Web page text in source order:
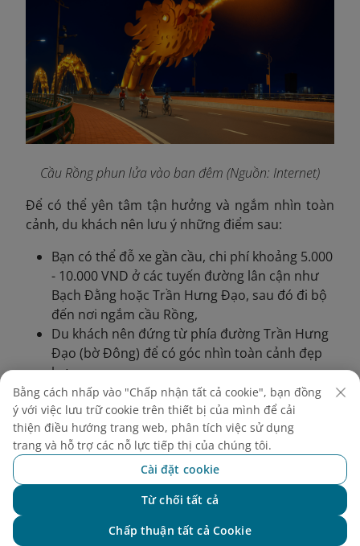
Cầu Rồng phun lửa vào ban đêm (Nguồn: Internet)
Để có thể yên tâm tận hưởng và ngắm nhìn toàn
cảnh, du khách nên lưu ý những điểm sau:
Bạn có thể đỗ xe gần cầu, chi phí khoảng 5.000
- 10.000 VND ở các tuyến đường lân cận như
Bạch Đằng hoặc Trần Hưng Đạo, sau đó đi bộ
đến nơi ngắm cầu Rồng,
Du khách nên đứng từ phía đường Trần Hưng
Đạo (bờ Đông) để có góc nhìn toàn cảnh đẹp
hơn.
4. Lời khuyên để có trải
nghiệm tuyệt vời tại chợ
đêm Đà Nẵng
Dưới đây là một số mẹo nhỏ giúp bạn có trải
nghiệm trọn vẹn tại chợ đêm Đà Nẵng:
Bằng cách nhấp vào "Chấp nhận tất cả cookie", bạn đồng
ý với việc lưu trữ cookie trên thiết bị của mình để cải
thiện điều hướng trang web, phân tích việc sử dụng
trang và hỗ trợ các nỗ lực tiếp thị của chúng tôi.
Cài đặt cookie
Từ chối tất cả
Chấp thuận tất cả Cookie